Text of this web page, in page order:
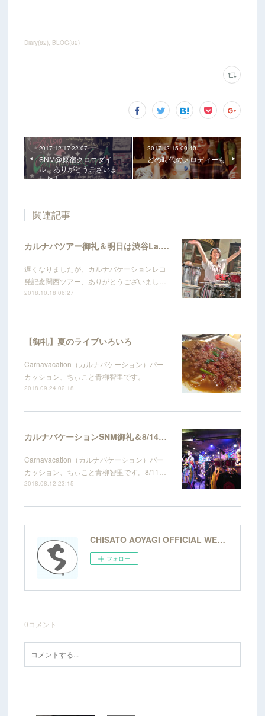
Diary(82) BLOG(82)
2017.12.17 22:07
SNM@原宿クロコダイ
ル、ありがとうございま
した！
2017.12.15 00:40
どの時代のメロディーも
関連記事
カルナバツアー御礼＆明日は渋谷La.mama
遅くなりましたが、カルナバケーションレコ
発記念関西ツアー、ありがとうございまし…
2018.10.18 06:27
【御礼】夏のライブいろいろ
Carnavacation（カルナバケーション）パー
カッション、ちぃこと青柳智里です。
2018.09.24 02:18
カルナバケーションSNM御礼＆8/14＠長者町FRIDAYのお知らせ
Carnavacation（カルナバケーション）パー
カッション、ちぃこと青柳智里です。8/11…
2018.08.12 23:15
CHISATO AOYAGI OFFICIAL WEBSITE
フォロー
0コメント